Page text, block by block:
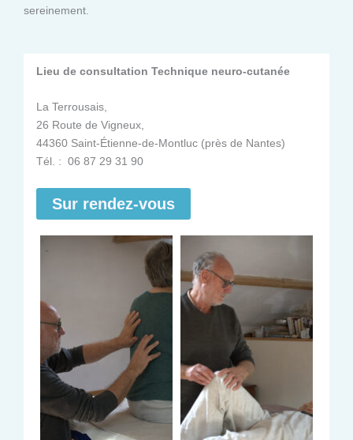
sereinement.
Lieu de consultation Technique neuro-cutanée
La Terrousais,
26 Route de Vigneux,
44360 Saint-Étienne-de-Montluc (près de Nantes)
Tél. : 06 87 29 31 90
Sur rendez-vous